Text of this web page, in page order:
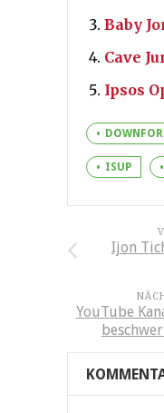
Baby
Cave
Ipsos
ISUP
Ijon
YouTube